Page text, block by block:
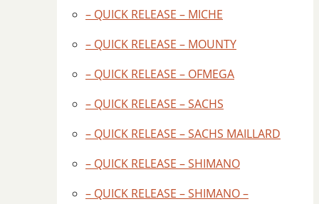
– QUICK RELEASE – MICHE
– QUICK RELEASE – MOUNTY
– QUICK RELEASE – OFMEGA
– QUICK RELEASE – SACHS
– QUICK RELEASE – SACHS MAILLARD
– QUICK RELEASE – SHIMANO
– QUICK RELEASE – SHIMANO –